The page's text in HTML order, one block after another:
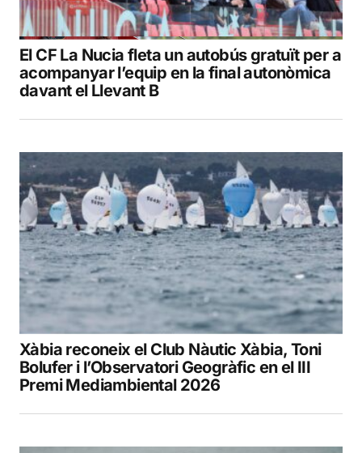
El CF La Nucia fleta un autobús gratuït per a
acompanyar l’equip en la final autonòmica
davant el Llevant B
Xàbia reconeix el Club Nàutic Xàbia, Toni
Bolufer i l’Observatori Geogràfic en el III
Premi Mediambiental 2026